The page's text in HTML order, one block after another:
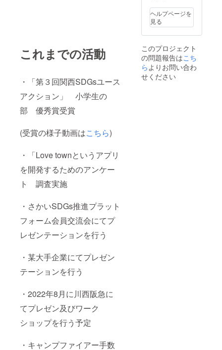
これまでの活動
・「第３回関西SDGsユース
アクション」 小学生の
部 優秀賞受賞
(受賞の様子動画はこちら)
・「Love townというアプリ
を開発するためのアンケー
ト 調査実施
・さかいSDGs推進プラット
フォーム会員交流会にてプ
レゼンテーションを行う
・某大手企業にてプレゼン
テーションを行う
・2022年8月に川西阪急に
てプレゼン及びワーク
ショップを行う予定
・キャンプファイアー手数
ヘルプページを
見る
このプロジェクト
の問題報告はこち
ら よりお問い合わ
せください